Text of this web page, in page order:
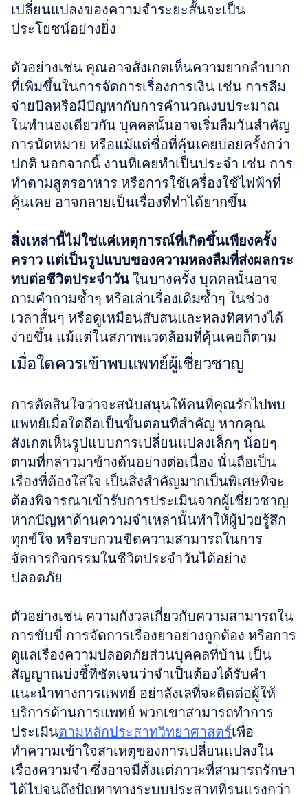
เปลี่ยนแปลงของความจำระยะสั้นจะเป็น
ประโยชน์อย่างยิ่ง
ตัวอย่างเช่น คุณอาจสังเกตเห็นความยากลำบาก
ที่เพิ่มขึ้นในการจัดการเรื่องการเงิน เช่น การลืม
จ่ายบิลหรือมีปัญหากับการคำนวณงบประมาณ
ในทำนองเดียวกัน บุคคลนั้นอาจเริ่มลืมวันสำคัญ
การนัดหมาย หรือแม้แต่ชื่อที่คุ้นเคยบ่อยครั้งกว่า
ปกติ นอกจากนี้ งานที่เคยทำเป็นประจำ เช่น การ
ทำตามสูตรอาหาร หรือการใช้เครื่องใช้ไฟฟ้าที่
คุ้นเคย อาจกลายเป็นเรื่องที่ทำได้ยากขึ้น
สิ่งเหล่านี้ไม่ใช่แค่เหตุการณ์ที่เกิดขึ้นเพียงครั้ง
คราว แต่เป็นรูปแบบของความหลงลืมที่ส่งผลกระ
ทบต่อชีวิตประจำวัน ในบางครั้ง บุคคลนั้นอาจ
ถามคำถามซ้ำๆ หรือเล่าเรื่องเดิมซ้ำๆ ในช่วง
เวลาสั้นๆ หรือดูเหมือนสับสนและหลงทิศทางได้
ง่ายขึ้น แม้แต่ในสภาพแวดล้อมที่คุ้นเคยก็ตาม
เมื่อใดควรเข้าพบแพทย์ผู้เชี่ยวชาญ
การตัดสินใจว่าจะสนับสนุนให้คนที่คุณรักไปพบ
แพทย์เมื่อใดถือเป็นขั้นตอนที่สำคัญ หากคุณ
สังเกตเห็นรูปแบบการเปลี่ยนแปลงเล็กๆ น้อยๆ
ตามที่กล่าวมาข้างต้นอย่างต่อเนื่อง นั่นถือเป็น
เรื่องที่ต้องใส่ใจ เป็นสิ่งสำคัญมากเป็นพิเศษที่จะ
ต้องพิจารณาเข้ารับการประเมินจากผู้เชี่ยวชาญ
หากปัญหาด้านความจำเหล่านั้นทำให้ผู้ป่วยรู้สึก
ทุกข์ใจ หรือรบกวนขีดความสามารถในการ
จัดการกิจกรรมในชีวิตประจำวันได้อย่าง
ปลอดภัย
ตัวอย่างเช่น ความกังวลเกี่ยวกับความสามารถใน
การขับขี่ การจัดการเรื่องยาอย่างถูกต้อง หรือการ
ดูแลเรื่องความปลอดภัยส่วนบุคคลที่บ้าน เป็น
สัญญาณบ่งชี้ที่ชัดเจนว่าจำเป็นต้องได้รับคำ
แนะนำทางการแพทย์ อย่าลังเลที่จะติดต่อผู้ให้
บริการด้านการแพทย์ พวกเขาสามารถทำการ
ประเมินตามหลักประสาทวิทยาศาสตร์เพื่อ
ทำความเข้าใจสาเหตุของการเปลี่ยนแปลงใน
เรื่องความจำ ซึ่งอาจมีตั้งแต่ภาวะที่สามารถรักษา
ได้ไปจนถึงปัญหาทางระบบประสาทที่รุนแรงกว่า